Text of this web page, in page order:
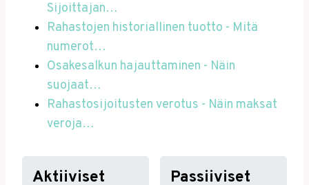
Sijoittajan…
Rahastojen historiallinen tuotto - Mitä
numerot…
Osakesalkun hajauttaminen - Näin
suojaat…
Rahastosijoitusten verotus - Näin maksat
veroja…
Aktiiviset
Passiiviset